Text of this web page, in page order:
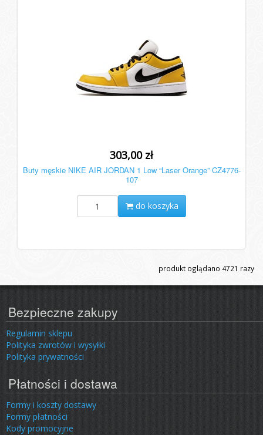
303,00 zł
Buty męskie NIKE AIR JORDAN 1 Low “Laser Orange” CZ4776-
107
do koszyka
produkt oglądano 4721 razy
Bezpieczne zakupy
Regulamin sklepu
Polityka zwrotów i wysyłki
Polityka prywatności
Płatności i dostawa
Formy i koszty dostawy
Formy płatności
Kody promocyjne